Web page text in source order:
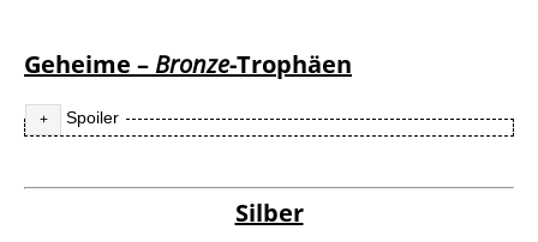
Geheime –Bronze-Trophäen
Spoiler
Versammel die sieben Hüter des Lichts.
Silber